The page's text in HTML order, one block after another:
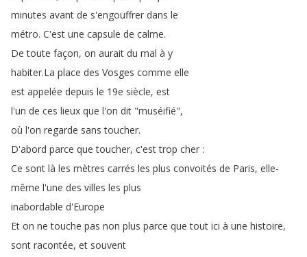
minutes avant de s'engouffrer dans le
métro. C'est une capsule de calme.
De toute façon, on aurait du mal à y
habiter.La place des Vosges comme elle
est appelée depuis le 19e siècle, est
l'un de ces lieux que l'on dit "muséifié",
où l'on regarde sans toucher.
D'abord parce que toucher, c'est trop cher :
Ce sont là les mètres carrés les plus convoités de Paris, elle-
même l'une des villes les plus
inabordable d'Europe
Et on ne touche pas non plus parce que tout ici à une histoire,
sont racontée, et souvent